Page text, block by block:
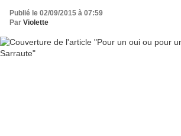
Publié le 02/09/2015 à 07:59
Par Violette